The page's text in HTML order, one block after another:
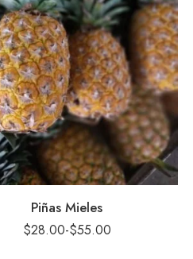
Piñas Mieles
$28.00-$55.00